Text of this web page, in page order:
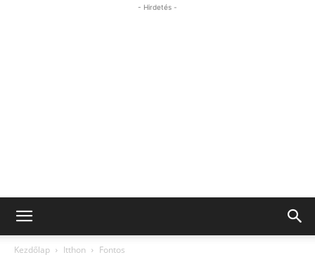
- Hirdetés -
Kezdőlap Itthon Fontos